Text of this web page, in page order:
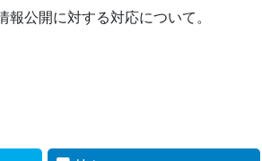
公開に対する対応について。